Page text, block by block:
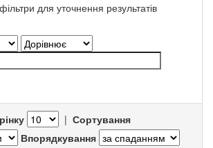
для уточнення результатів
| Сортування
Впорядкування